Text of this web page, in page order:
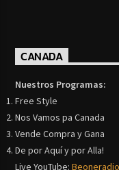
CANADA
Nuestros Programas:
Free Style
Nos Vamos pa Canada
Vende Compra y Gana
De por Aquí y por Alla!
Live YouTube:Beoneradio